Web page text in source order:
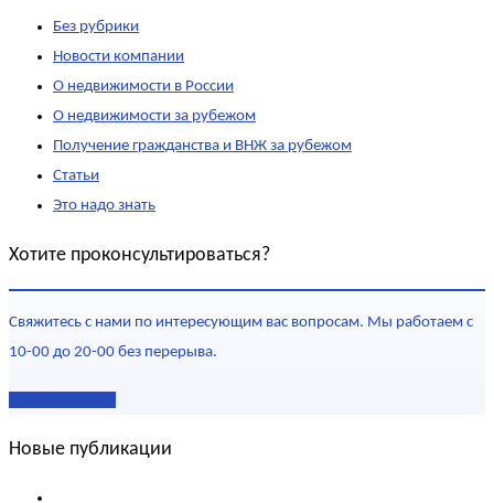
Без рубрики
Новости компании
О недвижимости в России
О недвижимости за рубежом
Получение гражданства и ВНЖ за рубежом
Статьи
Это надо знать
Хотите проконсультироваться?
Свяжитесь с нами по интересующим вас вопросам. Мы работаем с
10-00 до 20-00 без перерыва.
Новые публикации